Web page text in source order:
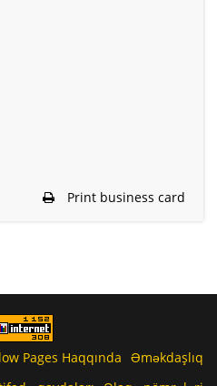
Print business card
Pages Haqqında Əməkdaşlıq